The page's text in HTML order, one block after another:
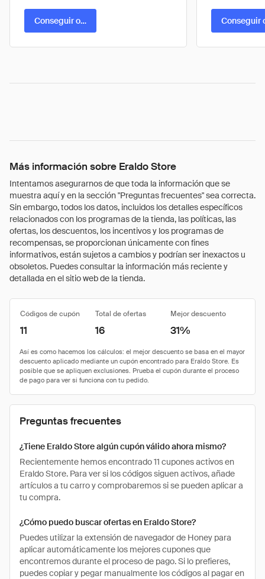
Conseguir oferta Conseguir
Más información sobre Eraldo Store
Intentamos asegurarnos de que toda la información que se
muestra aquí y en la sección "Preguntas frecuentes" sea correcta.
Sin embargo, todos los datos, incluidos los detalles específicos
relacionados con los programas de la tienda, las políticas, las
ofertas, los descuentos, los incentivos y los programas de
recompensas, se proporcionan únicamente con fines
informativos, están sujetos a cambios y podrían ser inexactos u
obsoletos. Puedes consultar la información más reciente y
detallada en el sitio web de la tienda.
Códigos de cupón Total de ofertas Mejor descuento
11 16 31%
Preguntas frecuentes
¿Tiene Eraldo Store algún cupón válido ahora mismo?
Recientemente hemos encontrado 11 cupones activos en
Eraldo Store. Para ver si los códigos siguen activos, añade
artículos a tu carro y comprobaremos si se pueden aplicar a
tu compra.
¿Cómo puedo buscar ofertas en Eraldo Store?
Puedes utilizar la extensión de navegador de Honey para
aplicar automáticamente los mejores cupones que
encontremos durante el proceso de pago. Si lo prefieres,
puedes copiar y pegar manualmente los códigos al pagar en